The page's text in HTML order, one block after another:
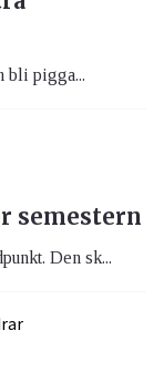
bli pigga...
semestern
Den sk...